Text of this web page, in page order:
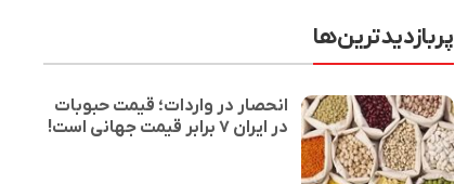
پربازدیدترین‌ها
انحصار در واردات؛ قیمت حبوبات
در ایران ۷ برابر قیمت جهانی است!